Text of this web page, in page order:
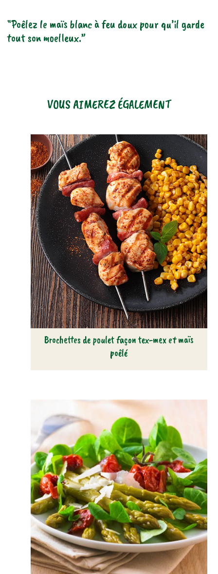
“Poêlez le maïs blanc à feu doux pour qu’il garde
tout son moelleux.”
VOUS AIMEREZ ÉGALEMENT
Brochettes de poulet façon tex-mex et maïs
poêlé